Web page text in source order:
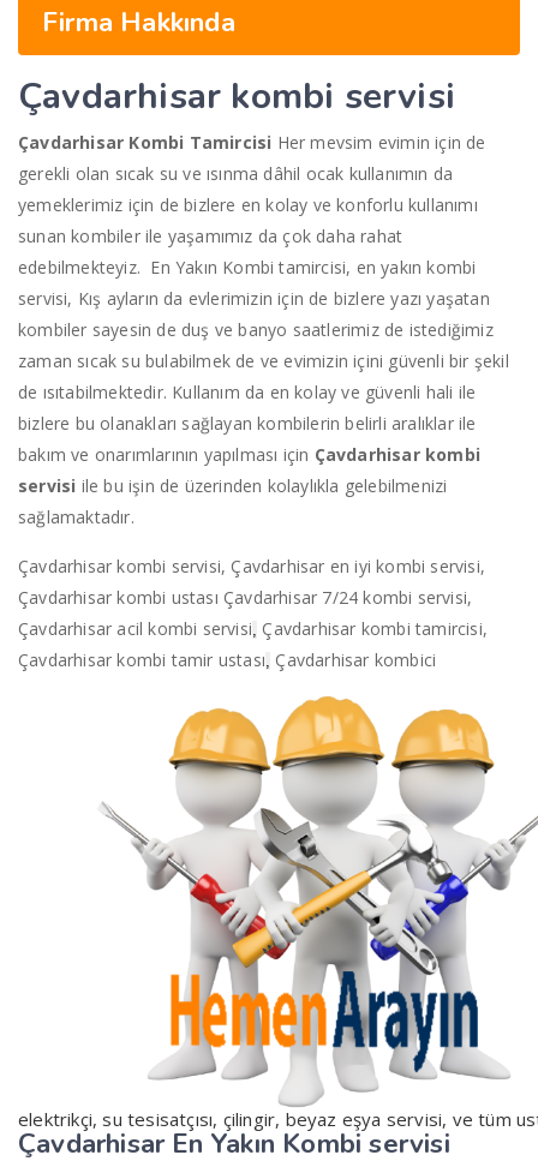
Firma Hakkında
Çavdarhisar kombi servisi
Çavdarhisar Kombi Tamircisi Her mevsim evimin için de
gerekli olan sıcak su ve ısınma dâhil ocak kullanımın da
yemeklerimiz için de bizlere en kolay ve konforlu kullanımı
sunan kombiler ile yaşamımız da çok daha rahat
edebilmekteyiz. En Yakın Kombi tamircisi, en yakın kombi
servisi, Kış ayların da evlerimizin için de bizlere yazı yaşatan
kombiler sayesin de duş ve banyo saatlerimiz de istediğimiz
zaman sıcak su bulabilmek de ve evimizin içini güvenli bir şekil
de ısıtabilmektedir. Kullanım da en kolay ve güvenli hali ile
bizlere bu olanakları sağlayan kombilerin belirli aralıklar ile
bakım ve onarımlarının yapılması için Çavdarhisar kombi
servisi ile bu işin de üzerinden kolaylıkla gelebilmenizi
sağlamaktadır.
Çavdarhisar kombi servisi, Çavdarhisar en iyi kombi servisi,
Çavdarhisar kombi ustası Çavdarhisar 7/24 kombi servisi,
Çavdarhisar acil kombi servisi, Çavdarhisar kombi tamircisi,
Çavdarhisar kombi tamir ustası, Çavdarhisar kombici
elektrikçi, su tesisatçısı, çilingir, beyaz eşya servisi, ve tüm
Çavdarhisar En Yakın Kombi servisi